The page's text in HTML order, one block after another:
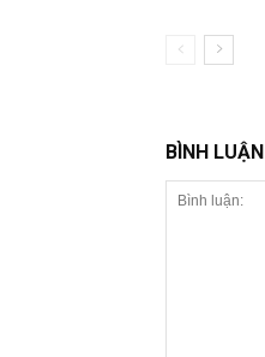
BÌNH LUẬN